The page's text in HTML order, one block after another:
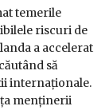
temerile
riscuri de
a accelerat
să
internaționale.
menținerii